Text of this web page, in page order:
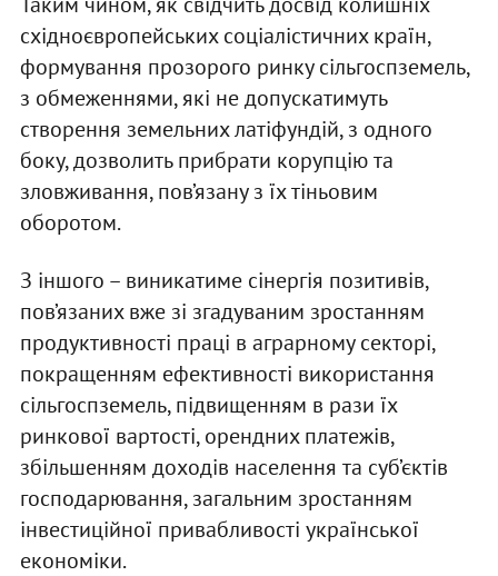
східноєвропейських соціалістичних країн,
формування прозорого ринку сільгоспземель,
з обмеженнями, які не допускатимуть
створення земельних латіфундій, з одного
боку, дозволить прибрати корупцію та
зловживання, пов’язану з їх тіньовим
оборотом.
З іншого – виникатиме сінергія позитивів,
пов’язаних вже зі згадуваним зростанням
продуктивності праці в аграрному секторі,
покращенням ефективності використання
сільгоспземель, підвищенням в рази їх
ринкової вартості, орендних платежів,
збільшенням доходів населення та суб’єктів
господарювання, загальним зростанням
інвестиційної привабливості української
економіки.